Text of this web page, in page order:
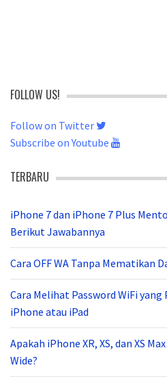
FOLLOW US!
Follow on Twitter
Subscribe on Youtube
TERBARU
iPhone 7 dan iPhone 7 Plus
Berikut Jawabannya
Cara OFF WA Tanpa Mematikan
Cara Melihat Password WiFi
iPhone atau iPad
Apakah iPhone XR, XS, dan XS
Wide?